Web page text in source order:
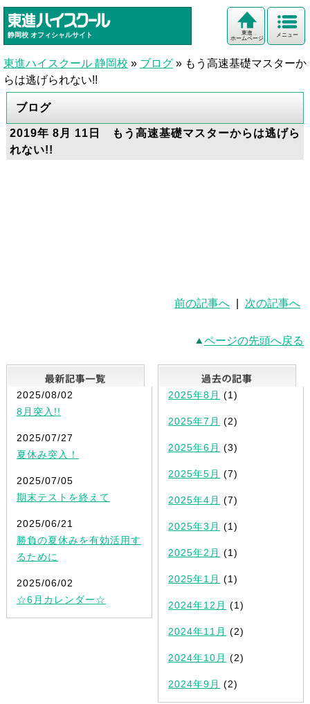
静岡校 オフィシャルサイト メニュー
東進
ホームページ
東進ハイスクール 静岡校 » ブログ » もう高速基礎マスターか
らは逃げられない!!
ブログ
2019年 8月 11日 もう高速基礎マスターからは逃げら
れない!!
前の記事へ 次の記事へ
ページの先頭へ戻る
最新記事一覧
2025/08/02
8月突入!!
2025/07/27
夏休み突入！
2025/07/05
期末テストを終えて
2025/06/21
勝負の夏休みを有効活用す
るために
2025/06/02
☆6月カレンダー☆
2025年8月 (1)
2025年7月 (2)
2025年6月 (3)
2025年5月 (7)
2025年4月 (7)
2025年3月 (1)
2025年2月 (1)
2025年1月 (1)
2024年12月 (1)
2024年11月 (2)
2024年10月 (2)
2024年9月 (2)